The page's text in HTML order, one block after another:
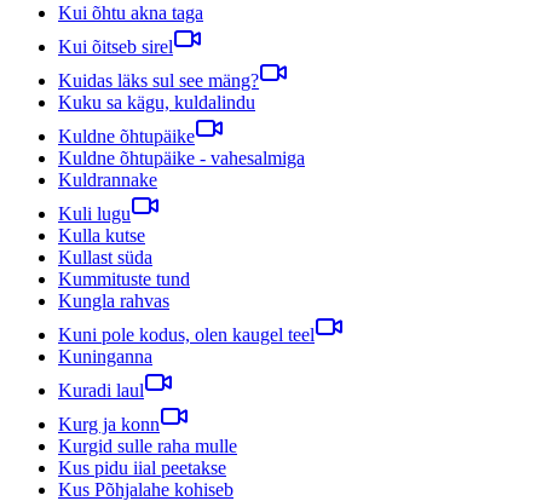
Kui õhtu akna taga
Kui õitseb sirel
Kuidas läks sul see mäng?
Kuku sa kägu, kuldalindu
Kuldne õhtupäike
Kuldne õhtupäike - vahesalmiga
Kuldrannake
Kuli lugu
Kulla kutse
Kullast süda
Kummituste tund
Kungla rahvas
Kuni pole kodus, olen kaugel teel
Kuninganna
Kuradi laul
Kurg ja konn
Kurgid sulle raha mulle
Kus pidu iial peetakse
Kus Põhjalahe kohiseb